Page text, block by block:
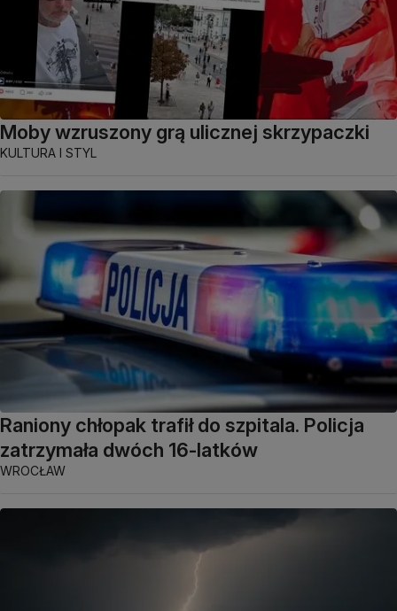
Moby wzruszony grą ulicznej skrzypaczki
KULTURA I STYL
Raniony chłopak trafił do szpitala. Policja
zatrzymała dwóch 16-latków
WROCŁAW